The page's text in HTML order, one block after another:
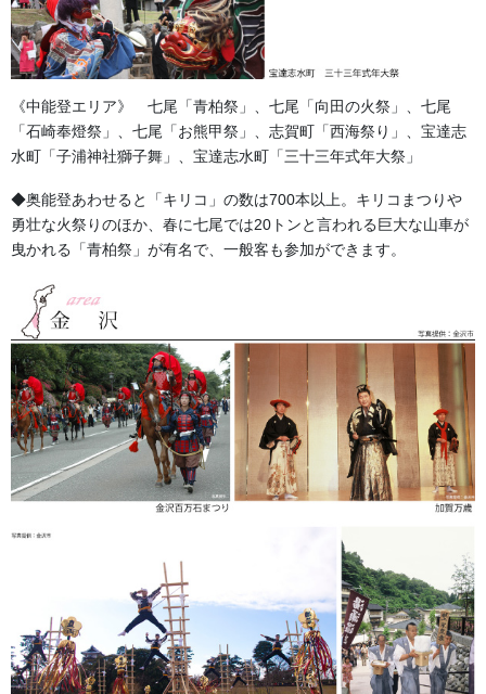
《中能登エリア》 七尾「青柏祭」、七尾「向田の火祭」、七尾
「石崎奉燈祭」、七尾「お熊甲祭」、志賀町「西海祭り」、宝達志
水町「子浦神社獅子舞」、宝達志水町「三十三年式年大祭」
◆奥能登あわせると「キリコ」の数は700本以上。キリコまつりや
勇壮な火祭りのほか、春に七尾では20トンと言われる巨大な山車が
曳かれる「青柏祭」が有名で、一般客も参加ができます。